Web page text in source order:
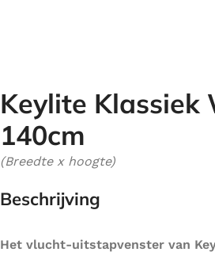
Keylite Klassiek
140cm
(Breedte x hoogte)
Beschrijving
Het vlucht-uitstapvenster van